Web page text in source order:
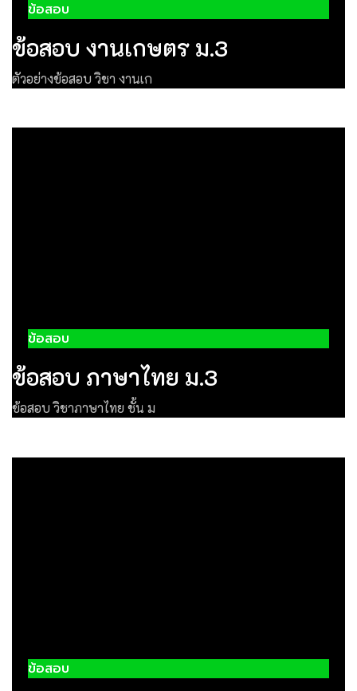
ข้อสอบ
ข้อสอบ งานเกษตร ม.3
ตัวอย่างข้อสอบ วิชา งานเก
ข้อสอบ
ข้อสอบ ภาษาไทย ม.3
ข้อสอบ วิชาภาษาไทย ชั้น ม
ข้อสอบ